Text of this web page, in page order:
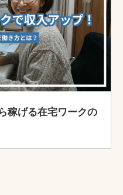
稼げる在宅ワークの